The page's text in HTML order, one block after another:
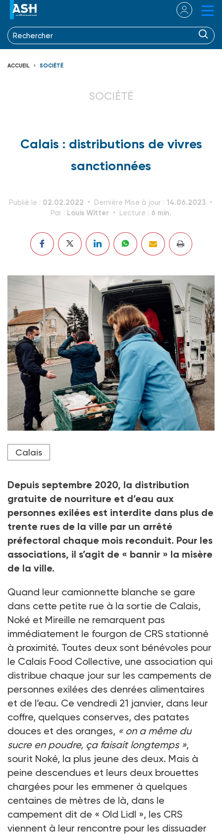
ACCUEIL SOCIÉTÉ
SOCIÉTÉ
Calais : distributions de vivres
sanctionnées
Publié le : 02.02.2022 Dernière Mise à jour : 14.06.2023
Par : Louis Witter Lecture : 6 min.
Crédit photo Louis Witter
Calais
Depuis septembre 2020, la distribution
gratuite de nourriture et d’eau aux
personnes exilées est interdite dans plus de
trente rues de la ville par un arrêté
préfectoral chaque mois reconduit. Pour les
associations, il s’agit de « bannir » la misère
de la ville.
Quand leur camionnette blanche se gare
dans cette petite rue à la sortie de Calais,
Noké et Mireille ne remarquent pas
immédiatement le fourgon de CRS stationné
à proximité. Toutes deux sont bénévoles pour
le Calais Food Collective, une association qui
distribue chaque jour sur les campements de
personnes exilées des denrées alimentaires
et de l’eau. Ce vendredi 21 janvier, dans leur
coffre, quelques conserves, des patates
douces et des oranges, « on a même du
sucre en poudre, ça faisait longtemps »,
sourit Noké, la plus jeune des deux. Mais à
peine descendues et leurs deux brouettes
chargées pour les emmener à quelques
centaines de mètres de là, dans le
campement dit de « Old Lidl », les CRS
viennent à leur rencontre pour les dissuader